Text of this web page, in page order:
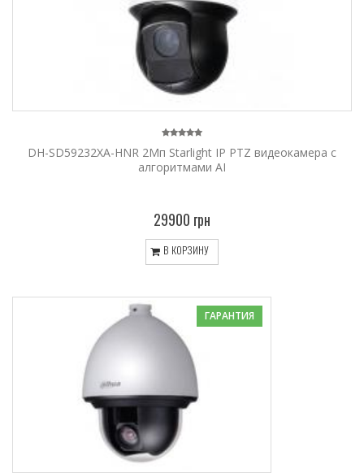
DH-SD59232XA-HNR 2Мп Starlight IP PTZ видеокамера с
алгоритмами AI
29900 грн
В КОРЗИНУ
ГАРАНТИЯ